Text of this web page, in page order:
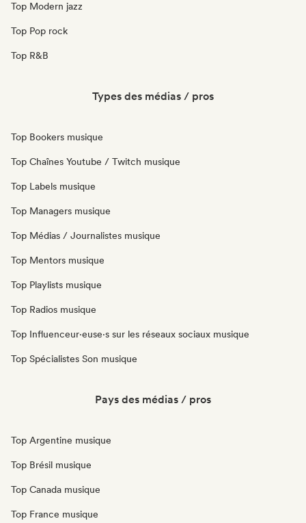
Top Modern jazz
Top Pop rock
Top R&B
Types des médias / pros
Top Bookers musique
Top Chaînes Youtube / Twitch musique
Top Labels musique
Top Managers musique
Top Médias / Journalistes musique
Top Mentors musique
Top Playlists musique
Top Radios musique
Top Influenceur·euse·s sur les réseaux sociaux musique
Top Spécialistes Son musique
Pays des médias / pros
Top Argentine musique
Top Brésil musique
Top Canada musique
Top France musique